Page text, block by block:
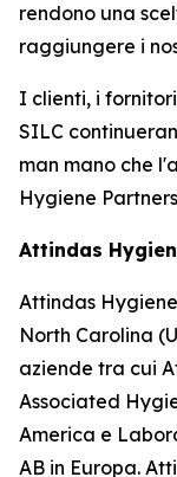
rendono una
raggiungere i
I clienti, i
SILC
man mano che
Hygiene
Attindas
Attindas
North Carolina
aziende tra cui
Associated
America e
AB in Europa.